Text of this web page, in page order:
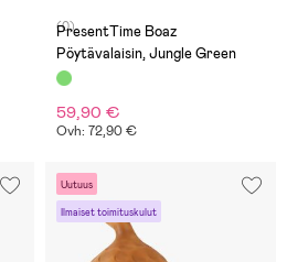
(0)
PresentTime Boaz
Pöytävalaisin, Jungle Green
59,90 €
Ovh: 72,90 €
Uutuus
Ilmaiset toimituskulut